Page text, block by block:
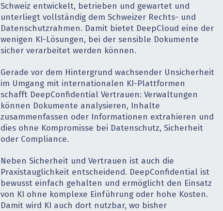
Schweiz entwickelt, betrieben und gewartet und
unterliegt vollständig dem Schweizer Rechts- und
Datenschutzrahmen. Damit bietet DeepCloud eine der
wenigen KI-Lösungen, bei der sensible Dokumente
sicher verarbeitet werden können.
Gerade vor dem Hintergrund wachsender Unsicherheit
im Umgang mit internationalen KI-Plattformen
schafft DeepConfidential Vertrauen: Verwaltungen
können Dokumente analysieren, Inhalte
zusammenfassen oder Informationen ex­trahieren und
dies ohne Kompromisse bei Datenschutz, Sicherheit
oder Compliance.
Neben Sicherheit und Vertrauen ist auch die
Praxistauglichkeit entscheidend. DeepConfidential ist
bewusst einfach gehalten und ermöglicht den Einsatz
von KI ohne komplexe Einführung oder hohe Kosten.
Damit wird KI auch dort nutzbar, wo bisher